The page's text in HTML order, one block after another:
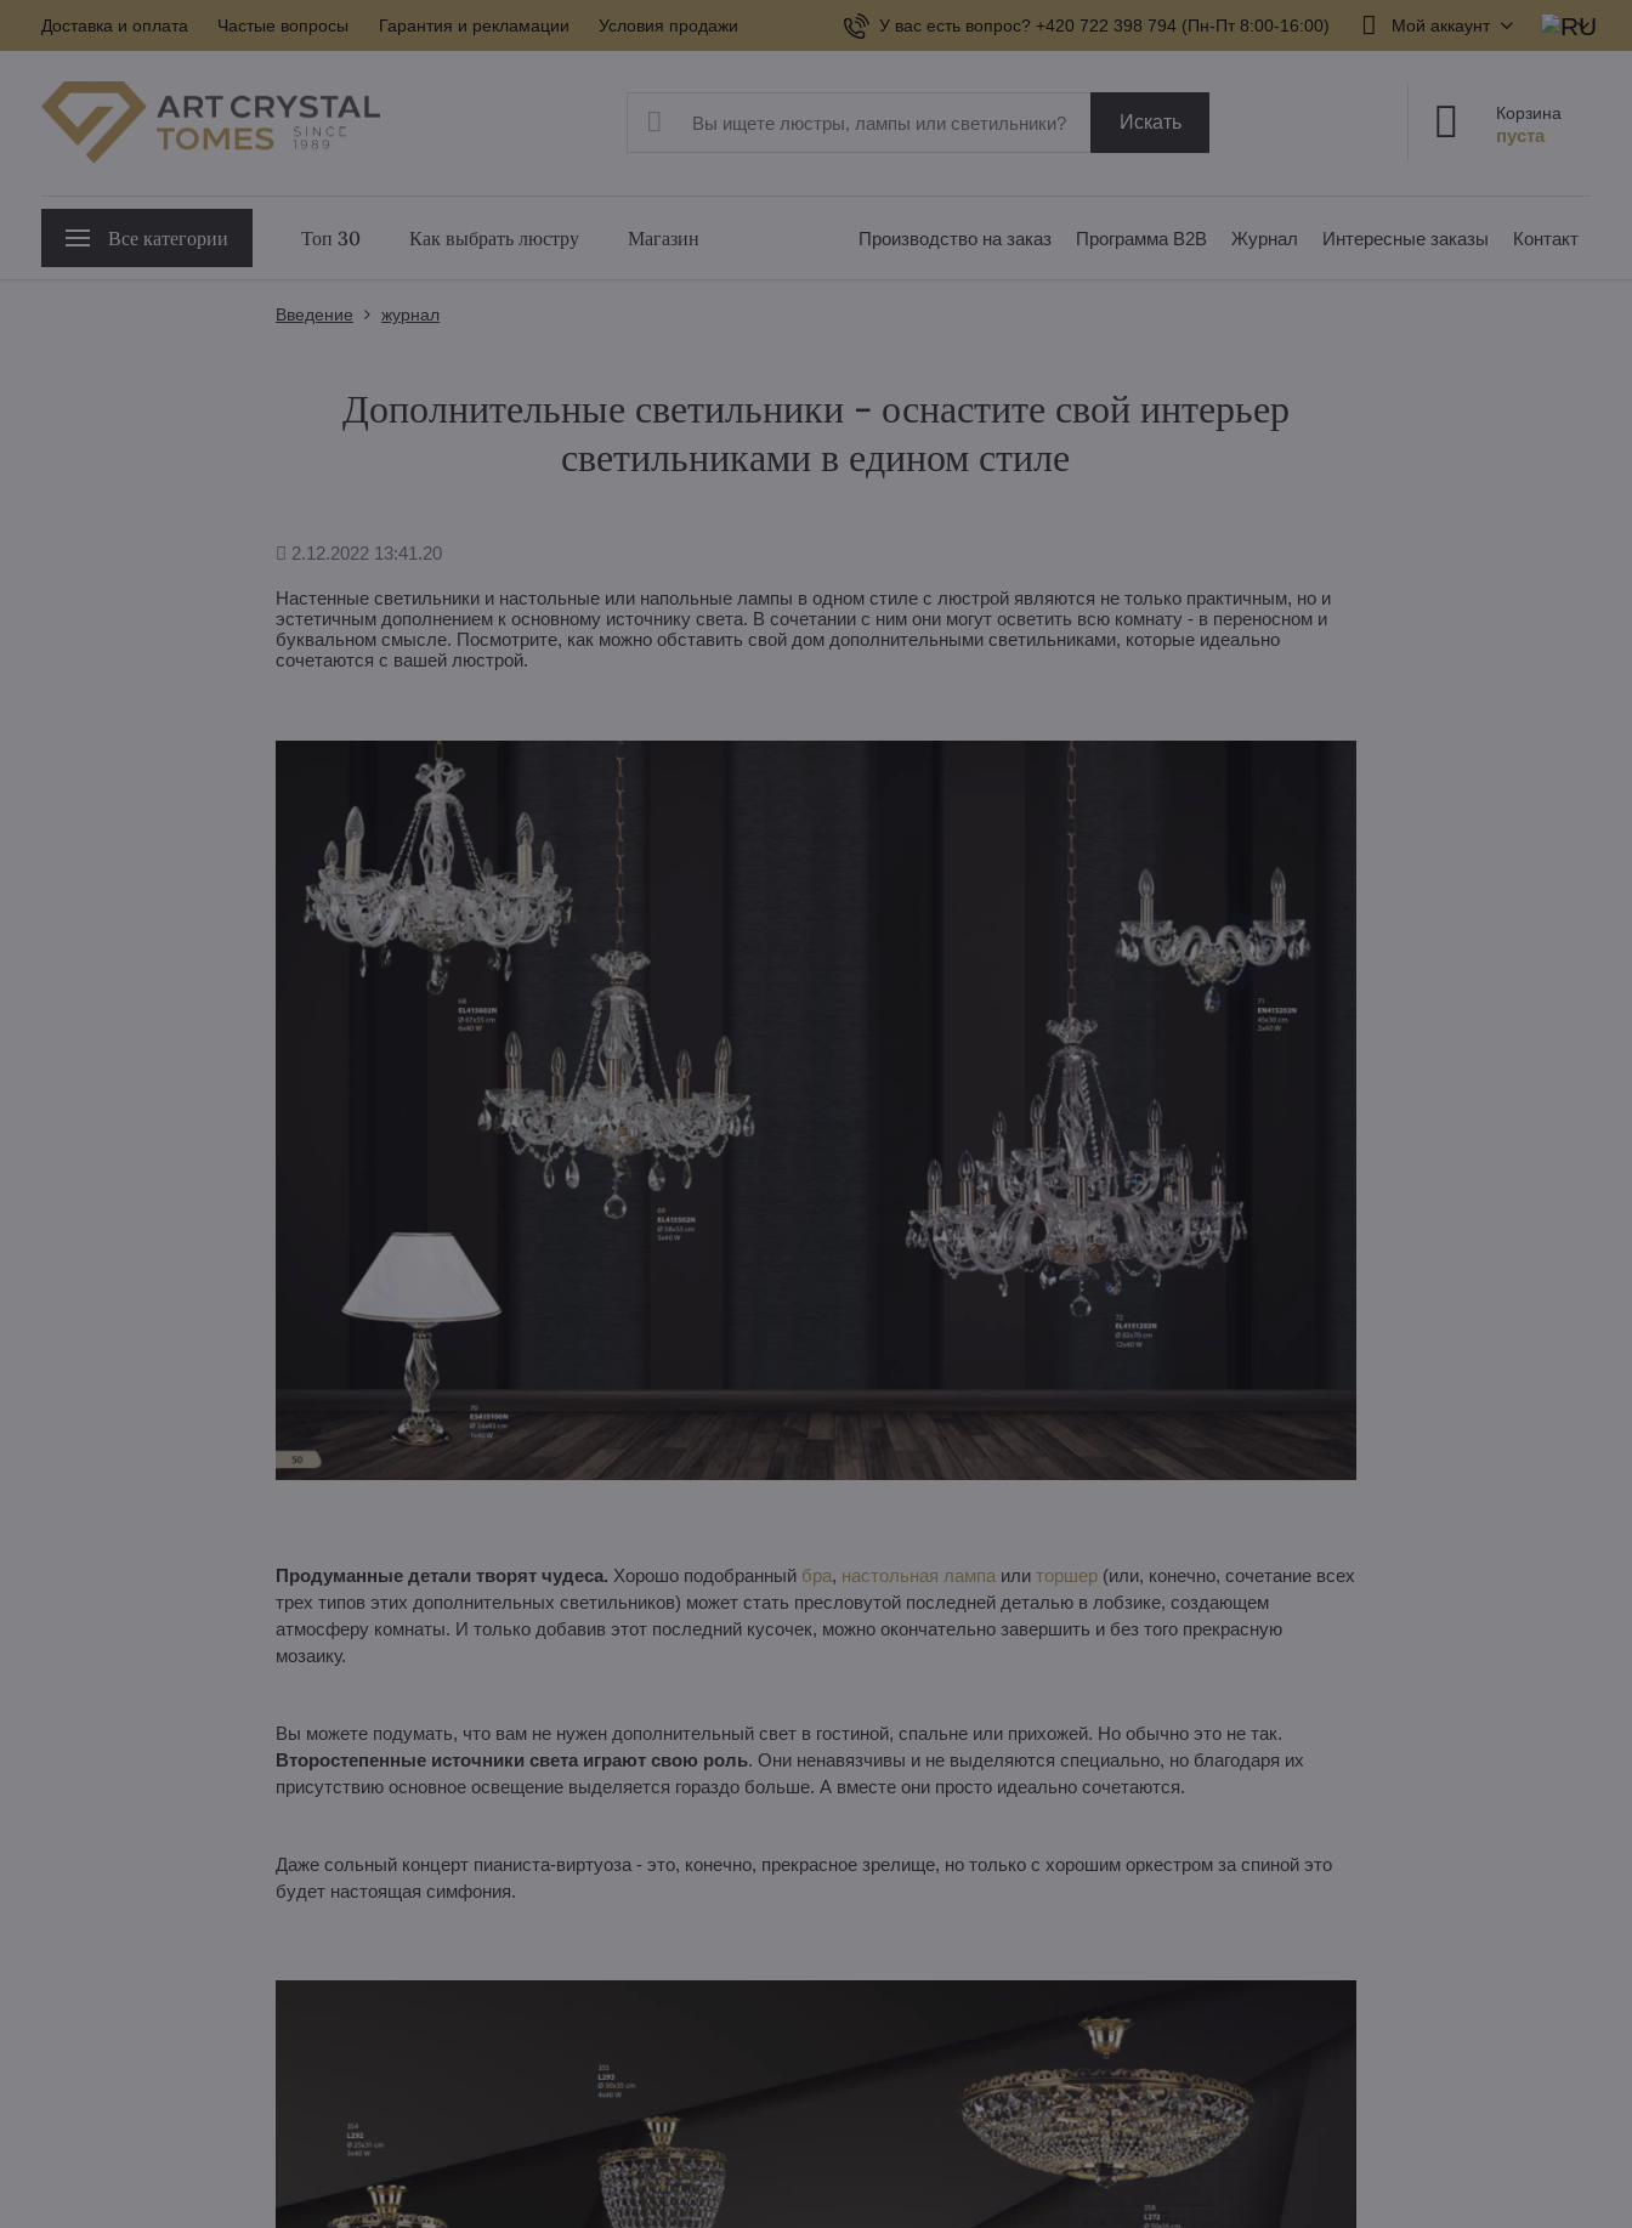
Доставка и оплата Частые вопросы Гарантия и рекламации Условия продажи У вас есть вопрос? +420 722 398 794​ (Пн-Пт 8:00-16:00) Мой аккаунт
Искать Корзина
Все категории Топ 30 Как выбрать люстру Магазин Производство на заказ Программа B2B Журнал Интересные заказы Контакт
Введение журнал
Дополнительные светильники - оснастите свой интерьер
светильниками в едином стиле
Дополнено
2.12.2022 13:41.20
Настенные светильники и настольные или напольные лампы в одном стиле с люстрой являются не только практичным, но и
эстетичным дополнением к основному источнику света. В сочетании с ним они могут осветить всю комнату - в переносном и
буквальном смысле. Посмотрите, как можно обставить свой дом дополнительными светильниками, которые идеально
сочетаются с вашей люстрой.
Продуманные детали творят чудеса. Хорошо подобранный бра, настольная лампа или торшер(или, конечно, сочетание всех
трех типов этих дополнительных светильников) может стать пресловутой последней деталью в лобзике, создающем
атмосферу комнаты. И только добавив этот последний кусочек, можно окончательно завершить и без того прекрасную
мозаику.
Вы можете подумать, что вам не нужен дополнительный свет в гостиной, спальне или прихожей. Но обычно это не так.
Второстепенные источники света играют свою роль. Они ненавязчивы и не выделяются специально, но благодаря их
присутствию основное освещение выделяется гораздо больше. А вместе они просто идеально сочетаются.
Даже сольный концерт пианиста-виртуоза - это, конечно, прекрасное зрелище, но только с хорошим оркестром за спиной это
будет настоящая симфония.